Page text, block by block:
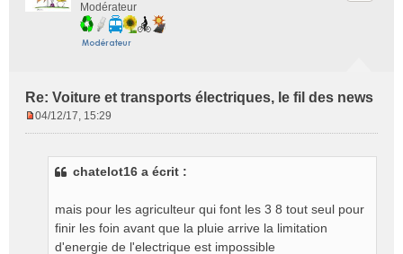
Modérateur
Re: Voiture et transports électriques, le fil des news
04/12/17, 15:29
chatelot16 a écrit :
mais pour les agriculteur qui font les 3 8 tout seul pour
finir les foin avant que la pluie arrive la limitation
d'energie de l'electrique est impossible